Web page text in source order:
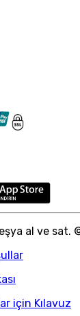
al ve sat.
için Kılavuz